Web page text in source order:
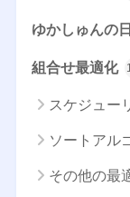
ゆかしゅんの
組合せ最適化
スケジュー
ソートアル
その他の最